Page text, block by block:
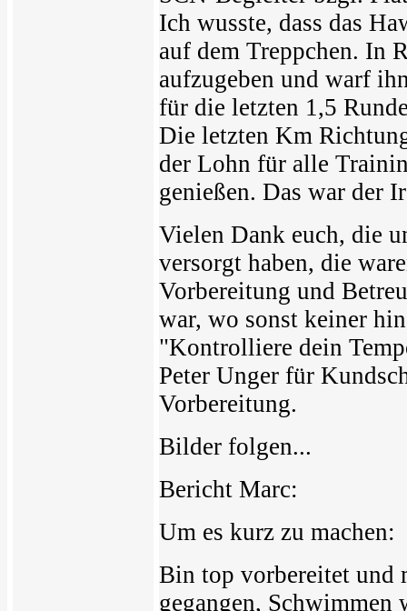
Ich wusste, dass das
auf dem Treppchen. In
aufzugeben und warf
für die letzten 1,5
Die letzten Km
der Lohn für alle
genießen. Das war der
Vielen Dank euch, die
versorgt haben, die
Vorbereitung und
war, wo sonst keiner
"Kontrolliere dein
Peter Unger für
Vorbereitung.
Bilder folgen...
Bericht Marc:
Um es kurz zu machen:
Bin top vorbereitet und
gegangen,